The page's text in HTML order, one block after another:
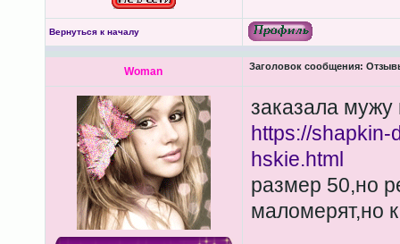
Вернуться к началу
Woman Заголовок сообщения:
заказала мужу
https://shapkin-
hskie.html
размер 50,но
маломерят,но